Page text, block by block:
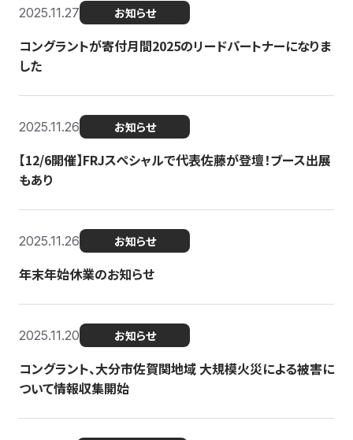
2025.11.27 お知らせ
コングラントが寄付月間2025のリードパートナーになりま
した
2025.11.26 お知らせ
【12/6開催】FRJスペシャルで代表佐藤が登壇！ブース出展
もあり
2025.11.26 お知らせ
年末年始休業のお知らせ
2025.11.20 お知らせ
コングラント、大分市佐賀関地域 大規模火災による被害に
ついて情報収集開始